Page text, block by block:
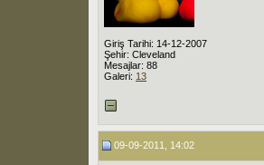
Giriş Tarihi: 14-12-2007
Şehir: Cleveland
Mesajlar: 88
Galeri: 13
09-09-2011, 14:02